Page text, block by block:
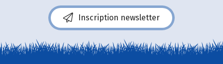
Inscription newsletter